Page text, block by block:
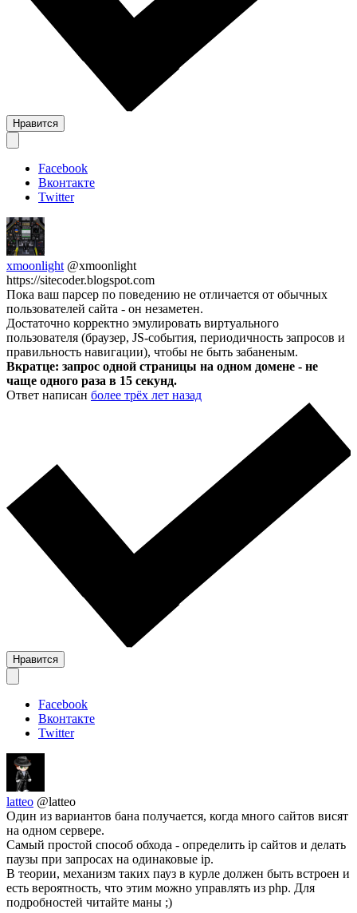
Нравится
Facebook
Вконтакте
Twitter
xmoonlight @xmoonlight
https://sitecoder.blogspot.com
Пока ваш парсер по поведению не отличается от обычных
пользователей сайта - он незаметен.
Достаточно корректно эмулировать виртуального
пользователя (браузер, JS-события, периодичность запросов и
правильность навигации), чтобы не быть забаненым.
Вкратце: запрос одной страницы на одном домене - не
чаще одного раза в 15 секунд.
Ответ написан более трёх лет назад
Нравится
Facebook
Вконтакте
Twitter
latteo @latteo
Один из вариантов бана получается, когда много сайтов висят
на одном сервере.
Самый простой способ обхода - определить ip сайтов и делать
паузы при запросах на одинаковые ip.
В теории, механизм таких пауз в курле должен быть встроен и
есть вероятность, что этим можно управлять из php. Для
подробностей читайте маны ;)